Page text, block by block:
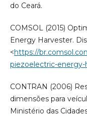
do Ceará.
COMSOL (2015)
Energy Harvester.
<https://
piezoelectric-energy-
CONTRAN (2006)
dimensões para
Ministério das